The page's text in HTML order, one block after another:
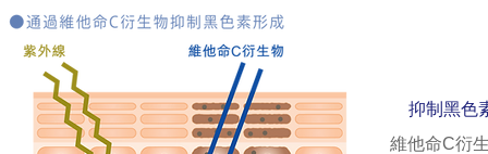
抑制黑色
維他命C衍